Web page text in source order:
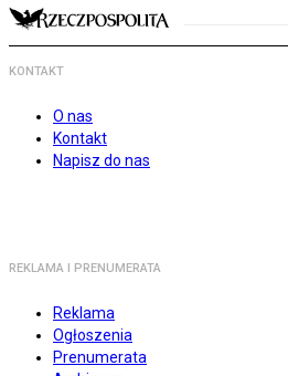
KONTAKT
O nas
Kontakt
Napisz do nas
REKLAMA I PRENUMERATA
Reklama
Ogłoszenia
Prenumerata